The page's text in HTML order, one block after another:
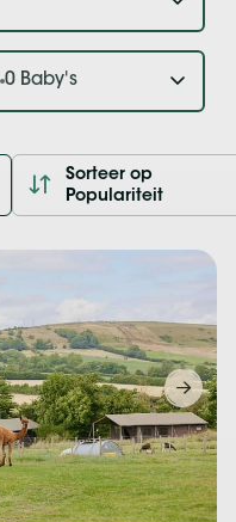
0 Baby's
Sorteer op
Populariteit